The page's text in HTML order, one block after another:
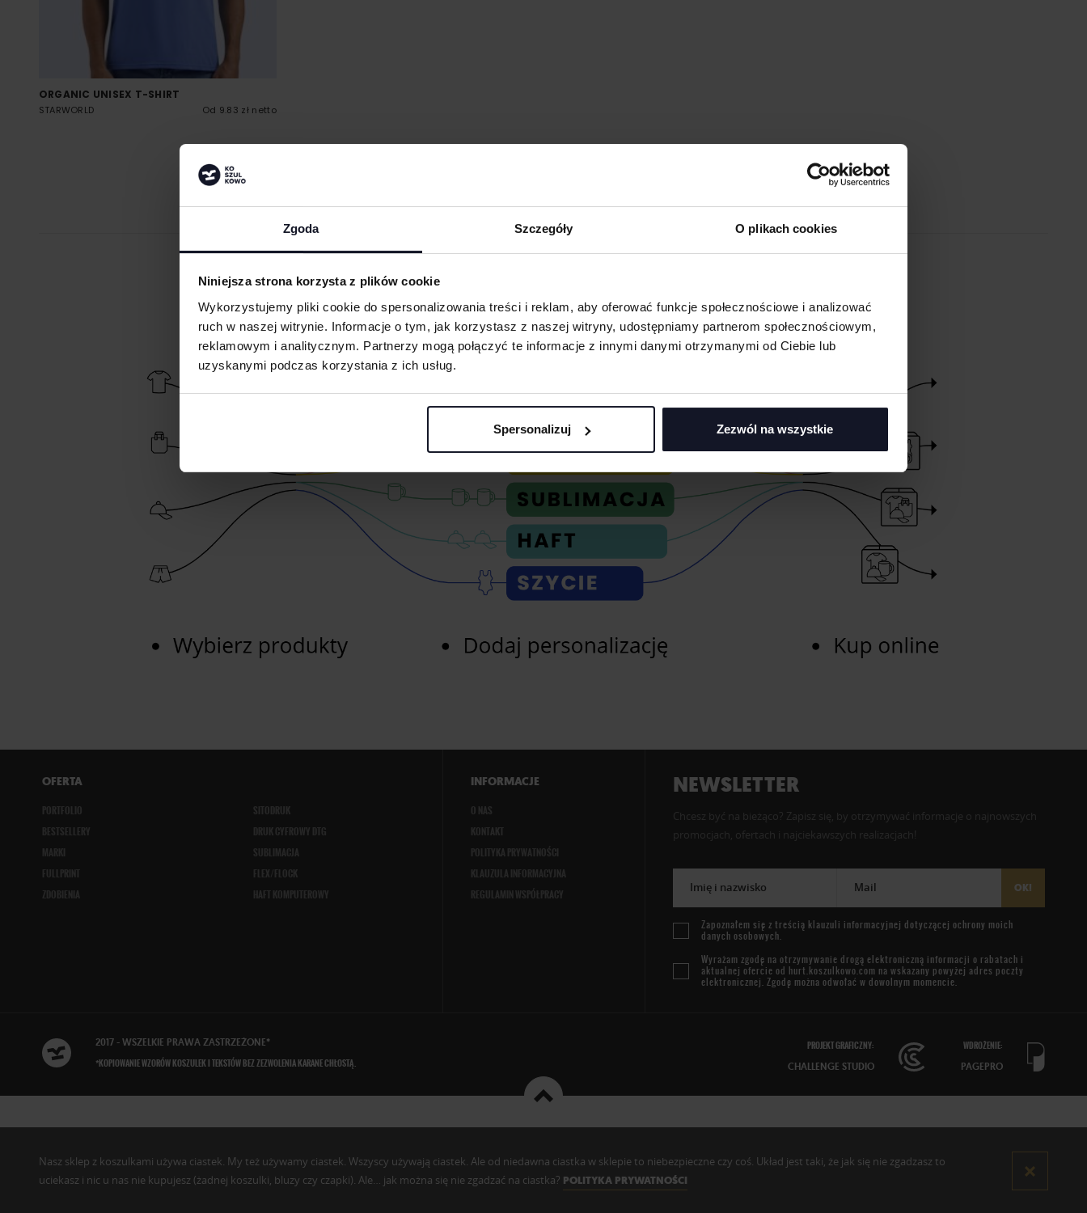
Zgoda Szczegóły O plikach cookies
Niniejsza strona korzysta z plików cookie
Wykorzystujemy pliki cookie do spersonalizowania treści i reklam, aby oferować funkcje społecznościowe i analizować
ruch w naszej witrynie. Informacje o tym, jak korzystasz z naszej witryny, udostępniamy partnerom społecznościowym,
reklamowym i analitycznym. Partnerzy mogą połączyć te informacje z innymi danymi otrzymanymi od Ciebie lub
uzyskanymi podczas korzystania z ich usług.
Spersonalizuj Zezwól na wszystkie
ORGANIC UNISEX T-SHIRT
STARWORLD Od 9.83 zł netto
ZAMÓW PRODUKTY ZE ZNAKOWANIEM ONLINE
OFERTA
PORTFOLIO
BESTSELLERY
MARKI
FULLPRINT
ZDOBIENIA
SITODRUK
DRUK CYFROWY DTG
SUBLIMACJA
FLEX/FLOCK
HAFT KOMPUTEROWY
INFORMACJE
O NAS
KONTAKT
POLITYKA PRYWATNOŚCI
KLAUZULA INFORMACYJNA
REGULAMIN WSPÓŁPRACY
NEWSLETTER
Chcesz być na bieżąco? Zapisz się, by otrzymywać informacje o najnowszych
promocjach, ofertach i najciekawszych realizacjach!
Imię i nazwisko Mail OK!
Zapoznałem się z treścią klauzuli informacyjnej dotyczącej ochrony moich
danych osobowych.
Wyrażam zgodę na otrzymywanie drogą elektroniczną informacji o rabatach i
aktualnej ofercie od hurt.koszulkowo.com na wskazany powyżej adres poczty
elektronicznej. Zgodę można odwołać w dowolnym momencie.
2017 - WSZELKIE PRAWA ZASTRZEŻONE*
*KOPIOWANIE WZORÓW KOSZULEK I TEKSTÓW BEZ ZEZWOLENIA KARANE CHŁOSTĄ.
PROJEKT GRAFICZNY:
CHALLENGE STUDIO
WDROŻENIE:
PAGEPRO
Nasz sklep z koszulkami używa ciastek. My też używamy ciastek. Wszyscy używają ciastek. Ale od niedawna ciastka w sklepie to niebezpieczne czy coś. Układ jest taki, że jak się nie zgadzasz to
uciekasz i nic u nas nie kupujesz (żadnej koszulki, bluzy czy czapki). Ale… jak można się nie zgadzać na ciastka? POLITYKA PRYWATNOŚCI